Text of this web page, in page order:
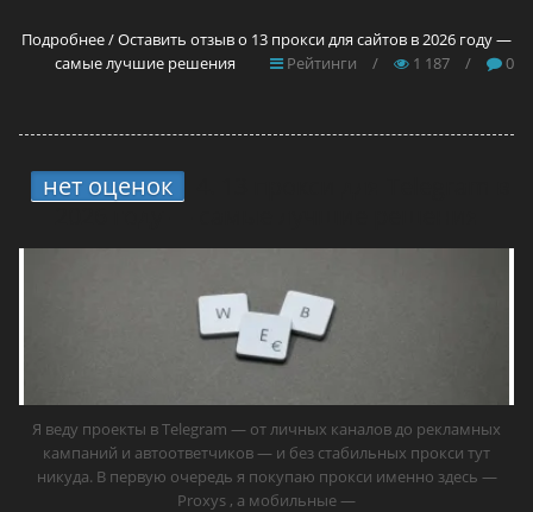
Подробнее / Оставить отзыв о 13 прокси для сайтов в 2026 году —
самые лучшие решения
Рейтинги / 1 187 / 0
нет оценок
Я веду проекты в Telegram — от личных каналов до рекламных
кампаний и автоответчиков — и без стабильных прокси тут
никуда. В первую очередь я покупаю прокси именно здесь —
Proxys , а мобильные —